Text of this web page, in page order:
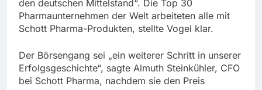
den deutschen Mittelstand“. Die Top 30
Pharmaunternehmen der Welt arbeiteten alle mit
Schott Pharma-Produkten, stellte Vogel klar.
Der Börsengang sei „ein weiterer Schritt in unserer
Erfolgsgeschichte“, sagte Almuth Steinkühler, CFO
bei Schott Pharma, nachdem sie den Preis